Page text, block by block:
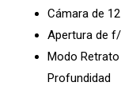
Cámara de
Apertura de
Modo
Profundidad